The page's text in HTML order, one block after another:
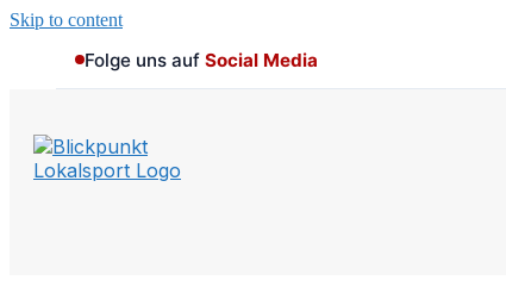
Skip to content
Folge uns auf Social Media